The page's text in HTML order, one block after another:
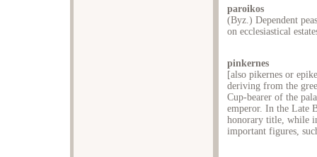
paroikos
(Byz.) Dependent
on ecclesiastical
pinkernes
[also pikernes or
deriving from the
Cup-bearer of the
emperor. In the Late
honorary title, while
important figures,